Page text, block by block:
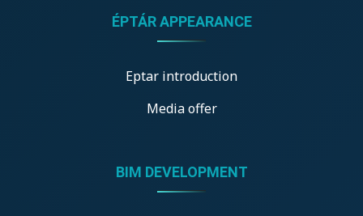
ÉPTÁR APPEARANCE
Eptar introduction
Media offer
BIM DEVELOPMENT